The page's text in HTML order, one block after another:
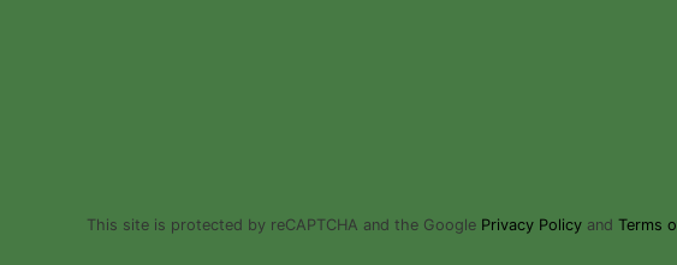
This site is protected by reCAPTCHA and the Google Privacy Policyand Terms